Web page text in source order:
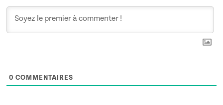
0 COMMENTAIRES